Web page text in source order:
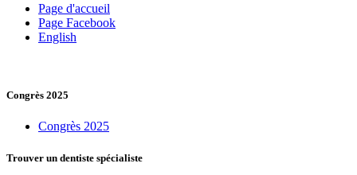
Page d'accueil
Page Facebook
English
Congrès 2025
Congrès 2025
Trouver un dentiste spécialiste